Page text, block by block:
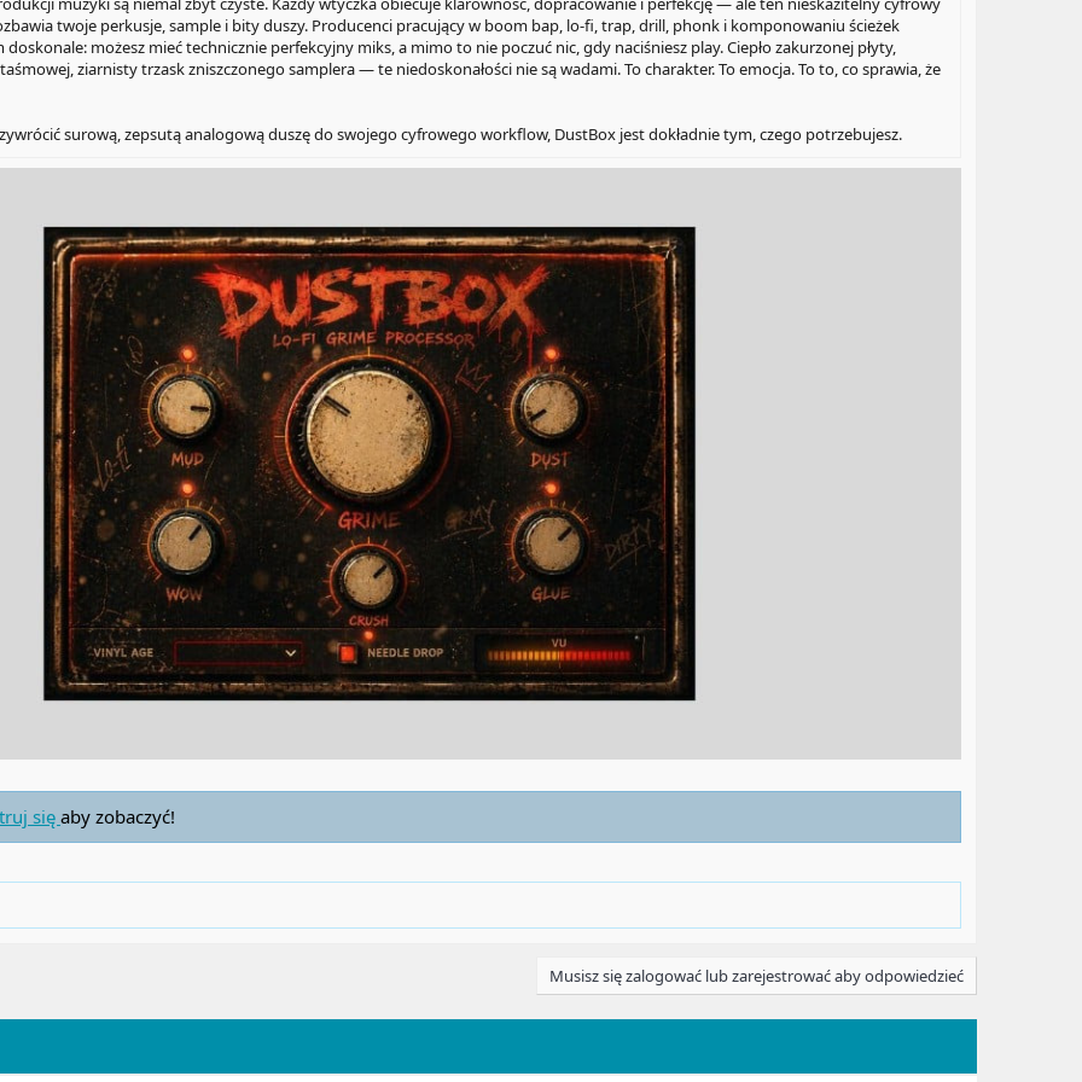
twoje perkusje, sample i bity duszy. Producenci pracujący w boom bap, lo-fi, trap, drill, phonk i komponowaniu ścieżek
możesz mieć technicznie perfekcyjny miks, a mimo to nie poczuć nic, gdy naciśniesz play. Ciepło zakurzonej płyty,
ziarnisty trzask zniszczonego samplera — te niedoskonałości nie są wadami. To charakter. To emocja. To to, co sprawia, że
surową, zepsutą analogową duszę do swojego cyfrowego workflow, DustBox jest dokładnie tym, czego potrzebujesz.
się aby zobaczyć!
Musisz się zalogować lub zarejestrować aby odpowiedzieć